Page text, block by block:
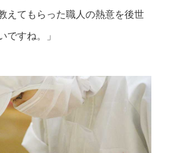
えてもらった職人の熱意を後世
ですね。」